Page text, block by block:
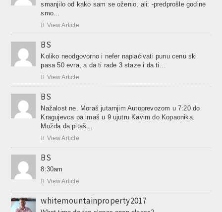
smanjilo od kako sam se oženio, ali: -predprošle godine
smo…
 View Article
BS
Koliko neodgovorno i nefer naplaćivati punu cenu ski
pasa 50 evra, a da ti rade 3 staze i da ti…
 View Article
BS
Nažalost ne. Moraš jutarnjim Autoprevozom u 7:20 do
Kragujevca pa imaš u 9 ujutru Kavim do Kopaonika.
Možda da pitaš…
 View Article
BS
8:30am
 View Article
whitemountainproperty2017